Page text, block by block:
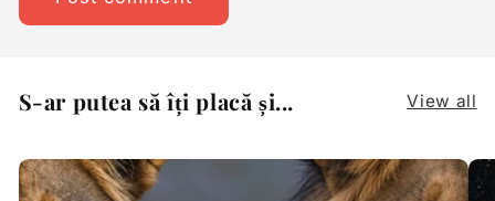
S-ar putea să îți placă și... View all